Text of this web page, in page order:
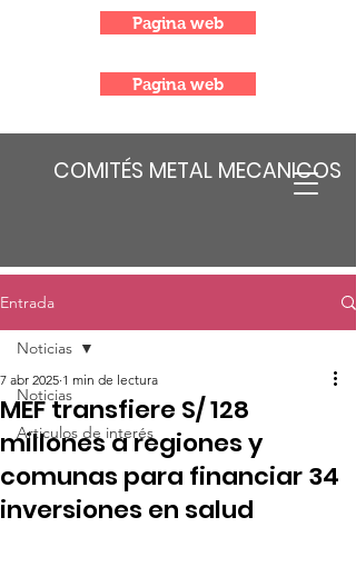
COMITÉS METAL MECANICOS
Pagina web
Pagina web
Entrada
Noticias
Articulos de interés
Noticias
MEF transfiere S/ 128
millones a regiones y
comunas para financiar 34
inversiones en salud
7 abr 2025 1 min de lectura